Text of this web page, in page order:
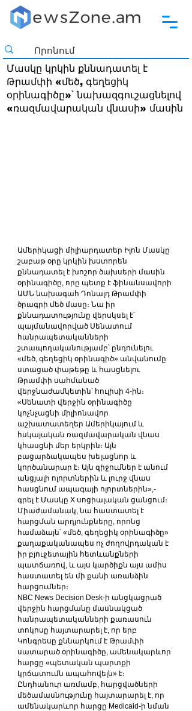
Մասկը կրկին քննադատել է
Թրամփի «մեծ, գեղեցիկ
օրինագիծը»՝ նախազգուշացնելով
«ռազմավարական վնասի» մասին
Ամերիկացի միլիարդատեր Իլոն Մասկը
շաբաթ օրը կրկին խստորեն
քննադատել է խոշոր ծախսերի մասին
օրինագիծը, որը պետք է ֆինանսավորի
ԱՄՆ նախագահ Դոնալդ Թրամփի
ծրագրի մեծ մասը։ Նա իր
քննադատությունը վերսկսել է՝
պայմանավորված Սենատում
հանրապետականների
շտապողականությամբ՝ ընդունելու
«մեծ, գեղեցիկ օրինագիծ» անվանումը
ստացած փաթեթը և հասցնելու
Թրամփի սահմանած
վերջնաժամկետին՝ հուլիսի 4-ին։
«Սենատի վերջին օրինագիծը
կոչնչացնի միլիոնավոր
աշխատատեղեր Ամերիկայում և
հսկայական ռազմավարական վնաս
կհասցնի մեր երկրին։ Այն
բացարձակապես խելացնոր և
կործանարար է։ Այն զիջումներ է անում
անցյալի ոլորտներին և լուրջ վնաս
հասցնում ապագայի ոլորտներին»,-
գրել է Մասկը X սոցիալական ցանցում։
Միաժամանակ, նա հաստատել է
հարցման արդյունքները, որոնց
համաձայն՝ «մեծ, գեղեցիկ օրինագիծը»
քաղաքականապես ոչ ժողովրդական է
իր բյուջետային հետևանքների
պատճառով, և այս կարծիքն այս ամիս
հաստատել են մի քանի առանձին
հարցումներ։
NBC News Decision Desk-ի անցկացրած
վերջին հարցմանը մասնակցած
հանրապետականների քառասուն
տոկոսը հայտարարել է, որ երբ
Կոնգրեսը քննարկում է Թրամփի
սատարած օրինագիծը, ամենակարևոր
հարցը «պետական պարտքի
կրճատումն ապահովելն» է։
Ընդհանուր առմամբ, հարցվածների
մեծամասնությունը հայտարարել է, որ
ամենակարևոր հարցը Medicaid-ի նման